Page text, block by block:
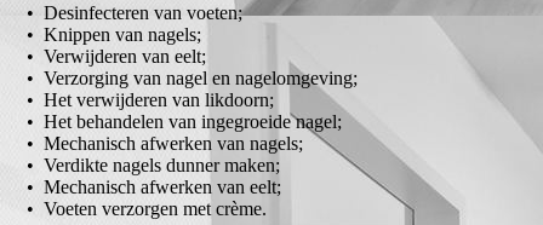
• Desinfecteren van voeten;
• Knippen van nagels;
• Verwijderen van eelt;
• Verzorging van nagel en nagelomgeving;
• Het verwijderen van likdoorn;
• Het behandelen van ingegroeide nagel;
• Mechanisch afwerken van nagels;
• Verdikte nagels dunner maken;
• Mechanisch afwerken van eelt;
• Voeten verzorgen met crème.